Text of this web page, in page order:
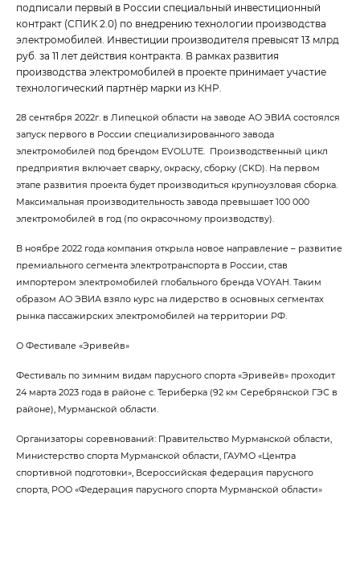
подписали первый в России специальный инвестиционный
контракт (СПИК 2.0) по внедрению технологии производства
электромобилей. Инвестиции производителя превысят 13 млрд
руб. за 11 лет действия контракта. В рамках развития
производства электромобилей в проекте принимает участие
технологический партнёр марки из КНР.
28 сентября 2022г. в Липецкой области на заводе АО ЭВИА состоялся
запуск первого в России специализированного завода
электромобилей под брендом EVOLUTE. Производственный цикл
предприятия включает сварку, окраску, сборку (CKD). На первом
этапе развития проекта будет производиться крупноузловая сборка.
Максимальная производительность завода превышает 100 000
электромобилей в год (по окрасочному производству).
В ноябре 2022 года компания открыла новое направление – развитие
премиального сегмента электротранспорта в России, став
импортером электромобилей глобального бренда VOYAH. Таким
образом АО ЭВИА взяло курс на лидерство в основных сегментах
рынка пассажирских электромобилей на территории РФ.
О Фестивале «Эривейв»
Фестиваль по зимним видам парусного спорта «Эривейв» проходит
24 марта 2023 года в районе с. Териберка (92 км Серебрянской ГЭС в
районе), Мурманской области.
Организаторы соревнований: Правительство Мурманской области,
Министерство спорта Мурманской области, ГАУМО «Центра
спортивной подготовки», Всероссийская федерация парусного
спорта, РОО «Федерация парусного спорта Мурманской области»